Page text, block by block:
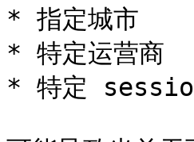
* 指定城市
* 特定运营商
* 特定